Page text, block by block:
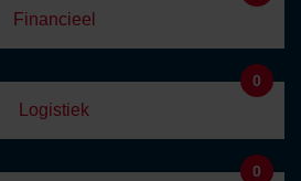
Financieel
Logistiek
0
0